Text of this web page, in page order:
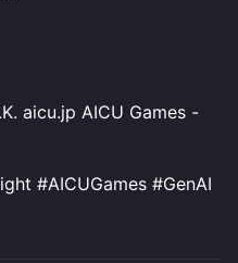
aicu.jp AICU Games -
#AICUGames #GenAI